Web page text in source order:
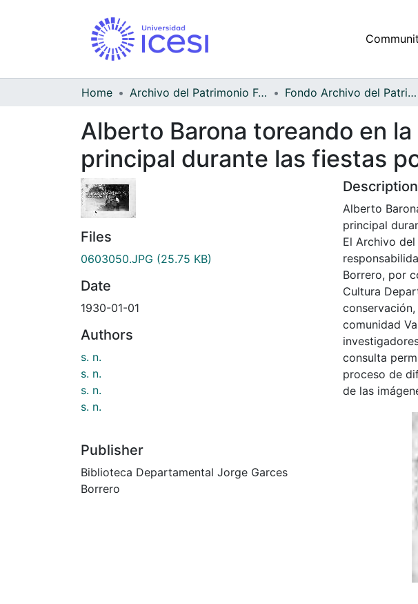
Home Archivo del Patrimonio Fotográfico y Fílmico del Valle del Cauca Fondo Archivo del Patrimonio Fotográfico y Fílmico del Valle del Cauca
Alberto Barona toreando en
principal durante las fiestas
Files
0603050.JPG (25.75 KB)
Date
1930-01-01
Authors
s. n.
s. n.
s. n.
s. n.
Publisher
Biblioteca Departamental Jorge Garces
Borrero
Description
Alberto
principal
El Archivo
Borrero, por
Cultura
comunidad
consulta
proceso de
de las